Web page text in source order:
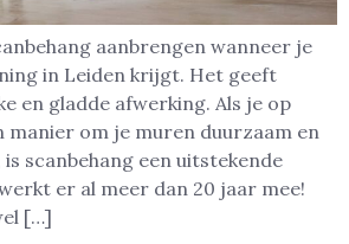
aanbrengen wanneer je
in Leiden krijgt. Het geeft
en gladde afwerking. Als je op
manier om je muren duurzaam en
scanbehang een uitstekende
er al meer dan 20 jaar mee!
[…]